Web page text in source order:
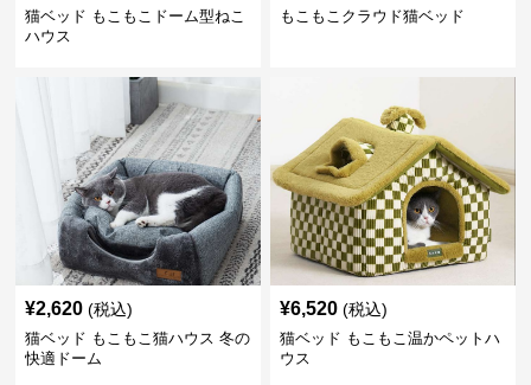
猫ベッド もこもこドーム型ねこ
ハウス
もこもこクラウド猫ベッド
¥2,620 (税込)
猫ベッド もこもこ猫ハウス 冬の
快適ドーム
¥6,520 (税込)
猫ベッド もこもこ温かペットハ
ウス